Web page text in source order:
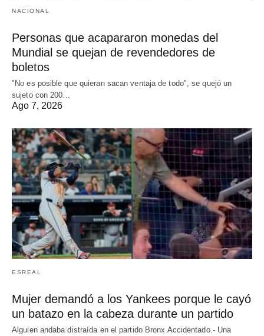
NACIONAL
Personas que acapararon monedas del
Mundial se quejan de revendedores de
boletos
"No es posible que quieran sacan ventaja de todo", se quejó un
sujeto con 200…
Ago 7, 2026
ESREAL
Mujer demandó a los Yankees porque le cayó
un batazo en la cabeza durante un partido
Alguien andaba distraída en el partido Bronx Accidentado.- Una